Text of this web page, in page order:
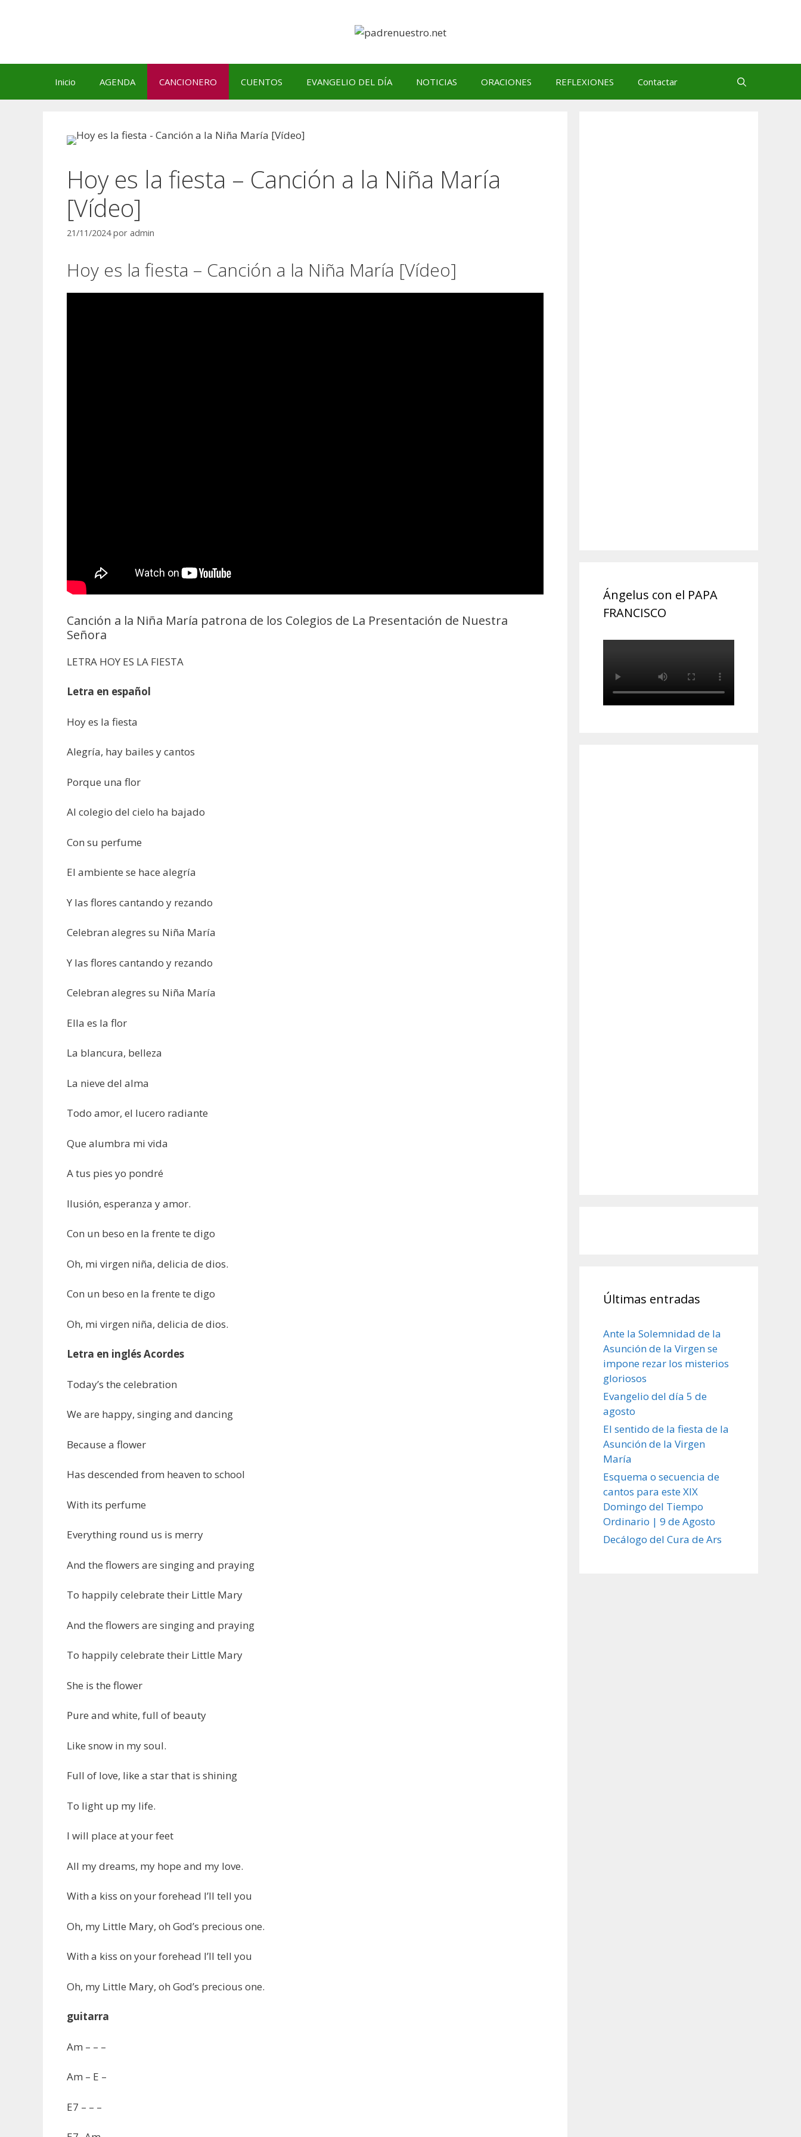
Inicio AGENDA CANCIONERO CUENTOS EVANGELIO DEL DÍA NOTICIAS ORACIONES REFLEXIONES Contactar
Hoy es la fiesta – Canción a la Niña María
[Vídeo]
21/11/2024 por admin
Hoy es la fiesta – Canción a la Niña María [Vídeo]
Canción a la Niña María patrona de los Colegios de La Presentación de Nuestra
Señora
LETRA HOY ES LA FIESTA
Letra en español
Hoy es la fiesta
Alegría, hay bailes y cantos
Porque una flor
Al colegio del cielo ha bajado
Con su perfume
El ambiente se hace alegría
Y las flores cantando y rezando
Celebran alegres su Niña María
Y las flores cantando y rezando
Celebran alegres su Niña María
Ella es la flor
La blancura, belleza
La nieve del alma
Todo amor, el lucero radiante
Que alumbra mi vida
A tus pies yo pondré
Ilusión, esperanza y amor.
Con un beso en la frente te digo
Oh, mi virgen niña, delicia de dios.
Con un beso en la frente te digo
Oh, mi virgen niña, delicia de dios.
Letra en inglés Acordes
Today’s the celebration
We are happy, singing and dancing
Because a flower
Has descended from heaven to school
With its perfume
Everything round us is merry
And the flowers are singing and praying
To happily celebrate their Little Mary
And the flowers are singing and praying
To happily celebrate their Little Mary
She is the flower
Pure and white, full of beauty
Like snow in my soul.
Full of love, like a star that is shining
To light up my life.
I will place at your feet
All my dreams, my hope and my love.
With a kiss on your forehead I’ll tell you
Oh, my Little Mary, oh God’s precious one.
With a kiss on your forehead I’ll tell you
Oh, my Little Mary, oh God’s precious one.
guitarra
Am – – –
Am – E –
E7 – – –
Ángelus con el PAPA
FRANCISCO
Últimas entradas
Ante la Solemnidad de la
Asunción de la Virgen se
impone rezar los misterios
gloriosos
Evangelio del día 5 de
agosto
El sentido de la fiesta de la
Asunción de la Virgen
María
Esquema o secuencia de
cantos para este XIX
Domingo del Tiempo
Ordinario | 9 de Agosto
Decálogo del Cura de Ars